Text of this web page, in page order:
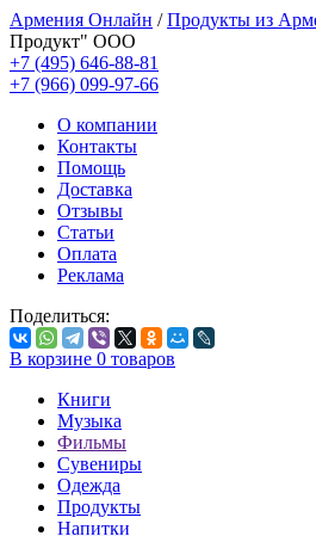
Армения Онлайн /Продукты из
Продукт" ООО
+7 (495) 646-88-81
+7 (966) 099-97-66
О компании
Контакты
Помощь
Доставка
Отзывы
Статьи
Оплата
Реклама
Поделиться:
В корзине 0 товаров
Книги
Музыка
Фильмы
Сувениры
Одежда
Продукты
Напитки